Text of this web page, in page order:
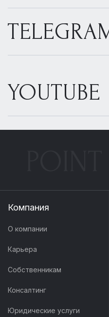
YOUTUBE
Компания
О компании
Карьера
Собственникам
Консалтинг
Юридические услуги